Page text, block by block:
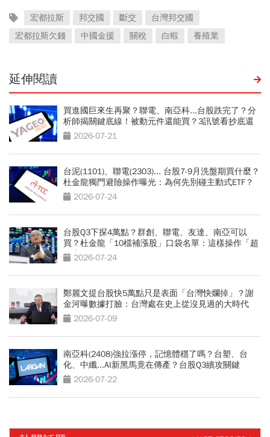
宏都拉斯 邦交國 斷交
台灣邦交國
宏都拉斯欠錢
中國金援 關稅 白蝦 養殖業
延伸閱讀
買進國巨來生再聚？聯電、南亞科...台股跌完了？分
析師揭關鍵底線！被動元件還能買？3訊號看抄底還
是接刀
2026-07-21
台泥(1101)、聯電(2303)... 台股7-9月洗盤期買什麼？
杜金龍獨門避險操作曝光：為何先別碰主動式ETF？
2026-07-24
台股Q3下探4萬點？群創、聯電、友達、南亞可以
買？杜金龍「10檔補漲股」口袋名單：這樣操作「超
好賺的啦」
2026-07-24
鄭麗文提台股快5萬點只是表面「台灣快爛掉」？謝
金河曝數據打臉：台灣處在史上從沒見過的大時代
2026-07-09
南亞科(2408)強拉漲停，記憶體穩了嗎？台塑、台
化、中纖...AI新黑馬竟在傳產？台股Q3續攻關鍵
2026-07-22